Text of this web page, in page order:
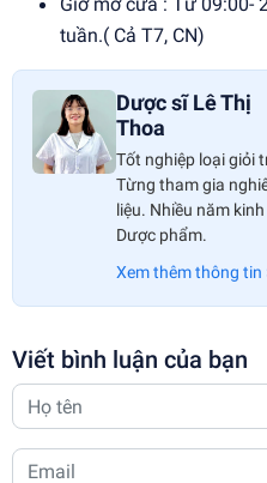
tuần.( Cả T7, CN)
Dược sĩ Lê Thị
Thoa
Tốt nghiệp loại giỏi
Từng tham gia
liệu. Nhiều năm
Dược phẩm.
Xem thêm thông tin
Viết bình luận của bạn